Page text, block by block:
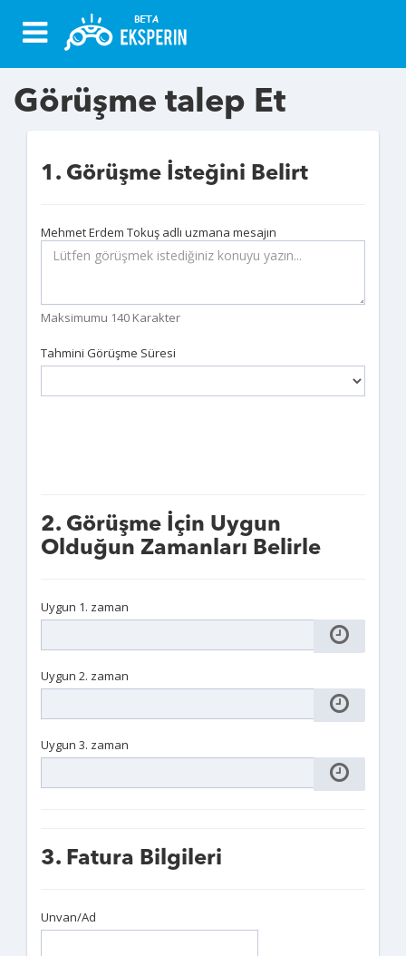
Görüşme talep Et
1. Görüşme İsteğini Belirt
Mehmet Erdem Tokuş adlı uzmana mesajın
Maksimumu 140 Karakter
Tahmini Görüşme Süresi
2. Görüşme İçin Uygun
Olduğun Zamanları Belirle
Uygun 1. zaman
Uygun 2. zaman
Uygun 3. zaman
3. Fatura Bilgileri
Unvan/Ad